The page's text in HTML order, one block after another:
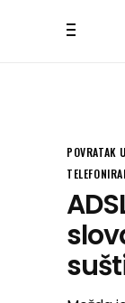
POVRATAK